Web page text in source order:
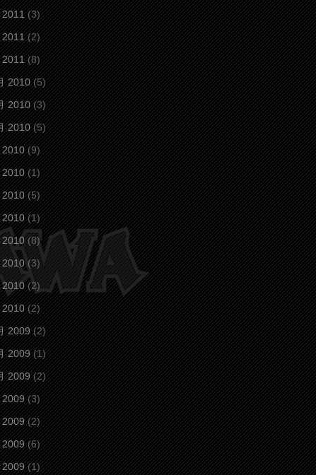
2011(3)
2011(2)
2011(8)
2010(5)
2010(3)
2010(5)
2010(9)
2010(1)
2010(5)
2010(1)
2010(8)
2010(3)
2010(2)
2010(2)
2009(2)
2009(1)
2009(2)
2009(3)
2009(2)
2009(6)
2009(1)